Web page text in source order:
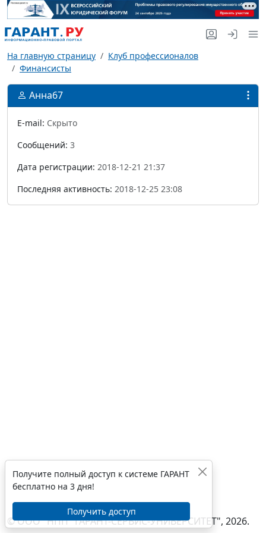
На главную страницу
Клуб профессионалов
Финансисты
Анна67
E-mail: Скрыто
Сообщений: 3
Дата регистрации: 2018-12-21 21:37
Последняя активность: 2018-12-25 23:08
© ООО "НПП "ГАРАНТ-СЕРВИС-УНИВЕРСИТЕТ", 2026.
Получите полный доступ к системе ГАРАНТ
бесплатно на 3 дня!
Получить доступ